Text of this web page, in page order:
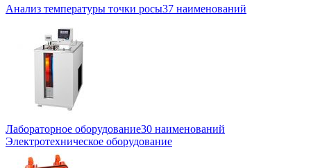
Анализ температуры точки росы37 наименований
Лабораторное оборудование30 наименований
Электротехническое оборудование